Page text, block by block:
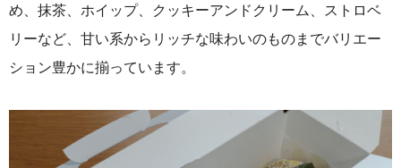
め、抹茶、ホイップ、クッキーアンドクリーム、ストロベ
リーなど、甘い系からリッチな味わいのものまでバリエー
ション豊かに揃っています。